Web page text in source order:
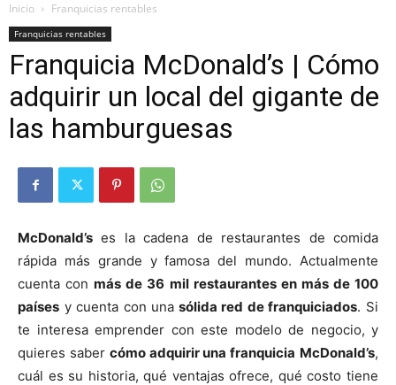
Inicio Franquicias rentables
Franquicias rentables
Franquicia McDonald’s | Cómo
adquirir un local del gigante de
las hamburguesas
McDonald’s es la cadena de restaurantes de comida
rápida más grande y famosa del mundo. Actualmente
cuenta conmás de 36 mil restaurantes en más de 100
países y cuenta con una sólida red de franquiciados. Si
te interesa emprender con este modelo de negocio, y
quieres saber cómo adquirir una franquicia McDonald’s,
cuál es su historia, qué ventajas ofrece, qué costo tiene